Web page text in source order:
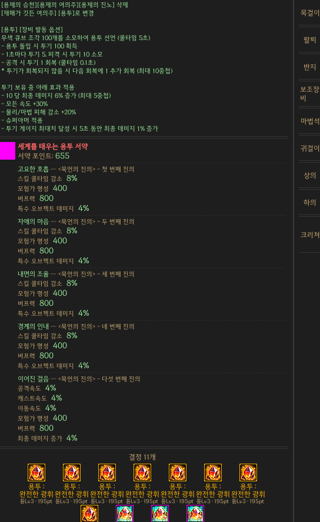
[용제의 승천][용제의 여의주][용제의 진노] 삭제
[재해가 깃든 여의주] [용투]로 변경
[용투] [장비 발동 옵션]
무색 큐브 조각 100개를 소모하여 용투 선언 (쿨타임 5초)
- 용투 돌입 시 투기 100 획득
- 1초마다 투기 5, 피격 시 투기 10 소모
- 공격 시 투기 1 회복 (쿨타임 0.1초)
* 투기가 회복되지 않을 시 다음 회복에 1 추가 회복 (최대 10중첩)
투기 보유 중 아래 효과 적용
- 10 당 최종 데미지 6% 증가 (최대 5중첩)
- 모든 속도 +30%
- 물리/마법 피해 감소 +20%
- 슈퍼아머 적용
- 투기 게이지 최대치 달성 시 5초 동안 최종 데미지 1% 증가
세계를 태우는 용투 서약
서약 포인트: 655
고요한 호흡 — <묵언의 진의> - 첫 번째 진의
스킬 쿨타임 감소 8%
모험가 명성 400
버프력 800
특수 오브젝트 데미지 4%
자애의 마음 — <묵언의 진의> - 두 번째 진의
스킬 쿨타임 감소 8%
모험가 명성 400
버프력 800
특수 오브젝트 데미지 4%
내면의 조율 — <묵언의 진의> - 세 번째 진의
스킬 쿨타임 감소 8%
모험가 명성 400
버프력 800
특수 오브젝트 데미지 4%
경계의 인내 — <묵언의 진의> - 네 번째 진의
스킬 쿨타임 감소 8%
모험가 명성 400
버프력 800
특수 오브젝트 데미지 4%
이어진 걸음 — <묵언의 진의> - 다섯 번째 진의
공격속도 4%
캐스트속도 4%
이동속도 4%
모험가 명성 400
버프력 800
최종 데미지 증가 4%
결정 11개
용투 :
완전한 광휘
튠Lv3 · 195pt
용투 :
완전한 광휘
튠Lv3 · 195pt
용투 :
완전한 광휘
튠Lv3 · 195pt
용투 :
완전한 광휘
튠Lv3 · 195pt
용투 :
완전한 광휘
튠Lv3 · 195pt
용투 :
완전한 광휘
튠Lv3 · 195pt
용투 :
완전한 광휘
튠Lv3 · 195pt
목걸이
팔찌
반지
보조장
비
마법석
귀걸이
상의
하의
크리쳐